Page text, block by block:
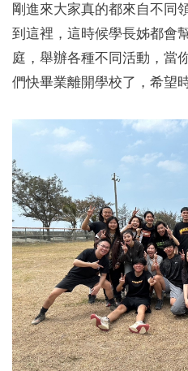
剛進來大家真的都來自不同
到這裡，這時候學長姊都會
庭，舉辦各種不同活動，當
們快畢業離開學校了，希望